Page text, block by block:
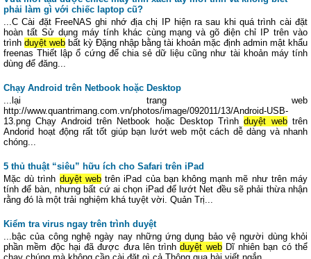
phải làm gì với chiếc laptop cũ?
...C Cài đặt FreeNAS ghi nhớ địa chị IP hiện ra sau khi quá trình cài đặt
hoàn tất Sử dụng máy tính khác cùng mạng và gõ điện chỉ IP trên vào
trình duyệt web bất kỳ Đặng nhập bằng tài khoản mặc định admin mật khẩu
freenas Thiết lập ổ cứng để chia sẻ dữ liệu cũng như tài khoản máy tính
dùng để đăng...
Chạy Android trên Netbook hoặc Desktop
...lại trang web
http://www.quantrimang.com.vn/photos/image/092011/13/Android-USB-
13.png Chạy Android trên Netbook hoặc Desktop Trìnhduyệt webtrên
Andorid hoạt động rất tốt giúp bạn lướt web một cách dễ dàng và nhanh
chóng...
5 thủ thuật “siêu” hữu ích cho Safari trên iPad
Mặc dù trình duyệt webtrên iPad của bạn không mạnh mẽ như trên máy
tính để bàn, nhưng bất cứ ai chọn iPad để lướt Net đều sẽ phải thừa nhận
rằng đó là một trải nghiệm khá tuyệt vời. Quản Trị...
Kiểm tra virus ngay trên trình duyệt
...bậc của công nghệ ngày nay những ứng dụng bảo vệ người dùng khỏi
phần mềm độc hại đã được đưa lên trìnhduyệt webDĩ nhiên bạn có thể